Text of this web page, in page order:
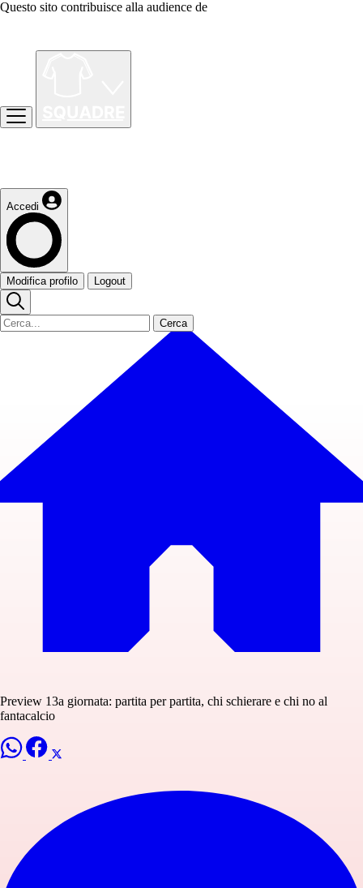
Questo sito contribuisce alla audience de
Accedi
Modifica profilo Logout
Cerca
Preview 13a giornata: partita per partita, chi schierare e chi no al
fantacalcio